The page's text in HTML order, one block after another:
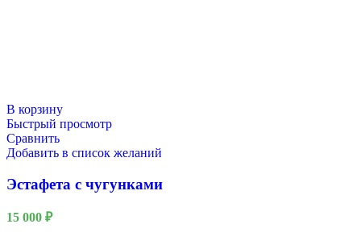
В корзину
Быстрый просмотр
Сравнить
Добавить в список желаний
Эстафета с чугунками
15 000 ₽